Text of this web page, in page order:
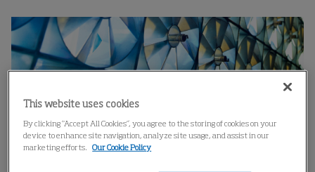
This website uses cookies
By clicking “Accept All Cookies”, you agree to the storing of cookies on your
device to enhance site navigation, analyze site usage, and assist in our
marketing efforts.
Our Cookie Policy